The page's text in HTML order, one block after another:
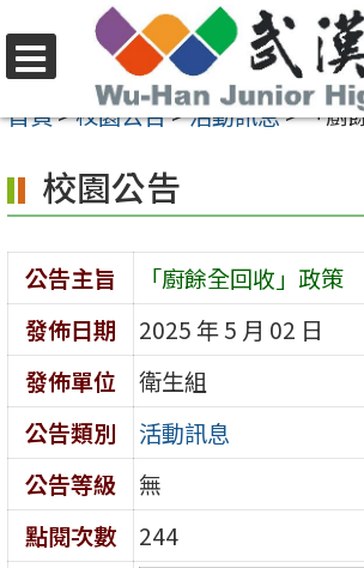
至
內
容
區
選
單
首頁>校園公告>活動訊息>「廚
校園公告
公告主旨
「廚餘全回收」政策
發佈日期
2025 年 5 月 02 日
發佈單位
衛生組
公告類別
活動訊息
公告等級
無
點閱次數
244